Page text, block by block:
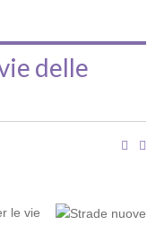
delle
le vie